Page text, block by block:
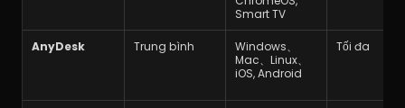
Smart TV
AnyDesk Trung bình
Windows、
Mac、Linux、
iOS, Android
Tối đa